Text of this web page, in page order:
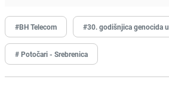
#BH Telecom #30. godišnjica genocida
# Potočari - Srebrenica